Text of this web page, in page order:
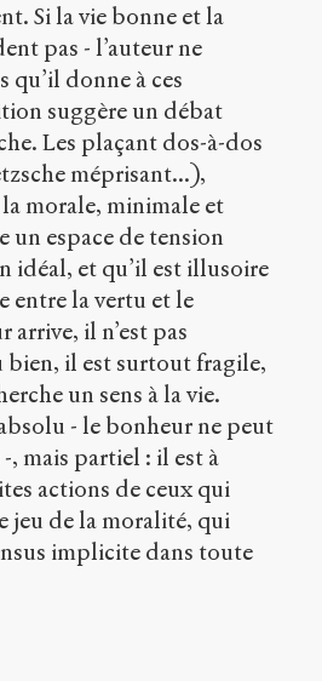
Si la vie bonne et la
pas - l’auteur ne
qu’il donne à ces
suggère un débat
Les plaçant dos-à-dos
méprisant...),
morale, minimale et
un espace de tension
idéal, et qu’il est illusoire
entre la vertu et le
arrive, il n’est pas
bien, il est surtout fragile,
un sens à la vie.
- le bonheur ne peut
mais partiel : il est à
actions de ceux qui
jeu de la moralité, qui
implicite dans toute